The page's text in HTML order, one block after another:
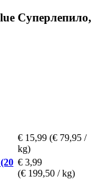
Суперлепило,
€ 15,99 (€ 79,95 /
kg)
€ 3,99
(€ 199,50 / kg)